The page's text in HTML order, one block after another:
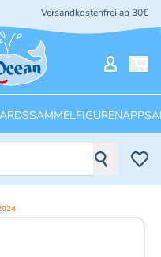
Versandkostenfrei ab 30€
SAMMELFIGURENAPPS